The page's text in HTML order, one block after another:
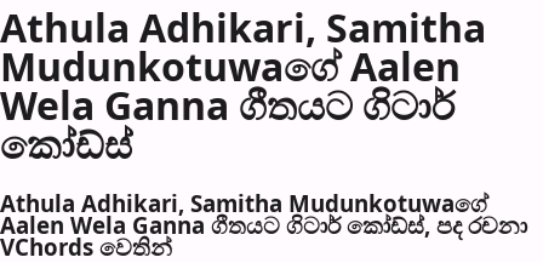
Athula Adhikari, Samitha
Mudunkotuwaගේ Aalen
Wela Ganna ගීතයට ගිටාර්
කෝඩ්ස්
Athula Adhikari, Samitha Mudunkotuwaගේ
Aalen Wela Ganna ගීතයට ගිටාර් කෝඩ්ස්, පද රච​නා
VChords වෙති​න්